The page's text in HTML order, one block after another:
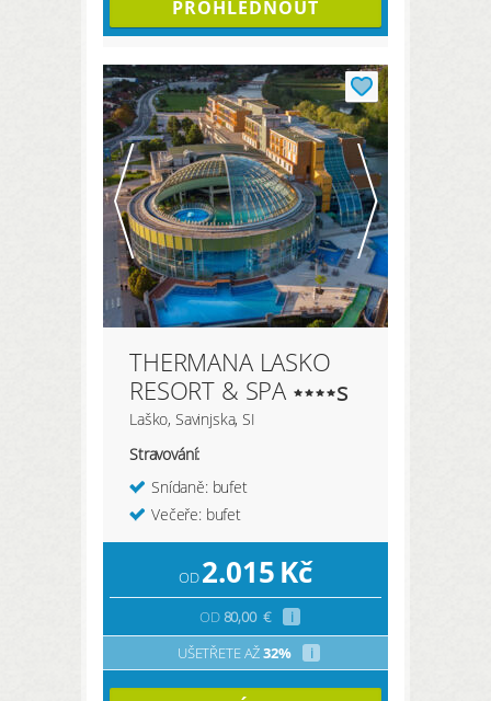
PROHLÉDNOUT
THERMANA LASKO
RESORT & SPA
s
Laško, Savinjska, SI
Stravování:
Snídaně: bufet
Večeře: bufet
OD2.015Kč
OD80,00 €
i
UŠETŘETE AŽ32% i